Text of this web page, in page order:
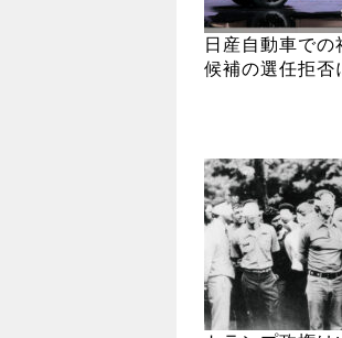
日産自動車での
候補の選任拒否